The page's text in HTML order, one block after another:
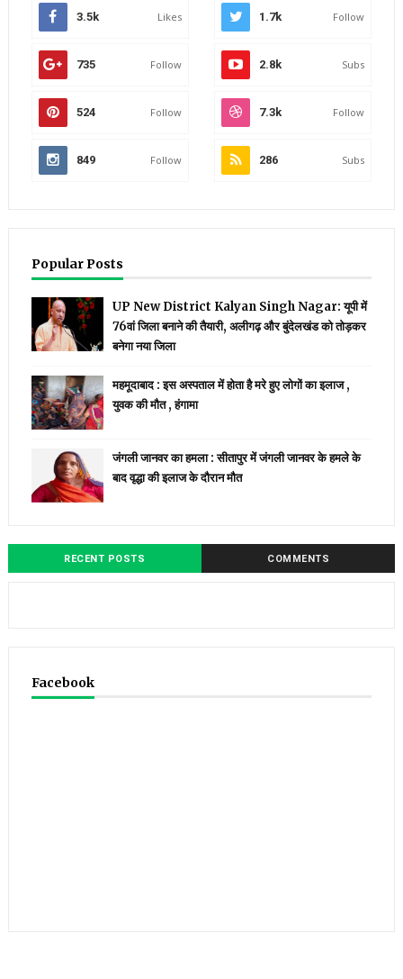
3.5k Likes 1.7k Follow
735 Follow 2.8k Subs
524 Follow 7.3k Follow
849 Follow 286 Subs
Popular Posts
UP New District Kalyan Singh Nagar: यूपी में
76वां जिला बनाने की तैयारी, अलीगढ़ और बुंदेलखंड को तोड़कर
बनेगा नया जिला
महमूदाबाद : इस अस्पताल में होता है मरे हुए लोगों का इलाज ,
युवक की मौत , हंगामा
जंगली जानवर का हमला : सीतापुर में जंगली जानवर के हमले के
बाद वृद्धा की इलाज के दौरान मौत
RECENT POSTS COMMENTS
Facebook